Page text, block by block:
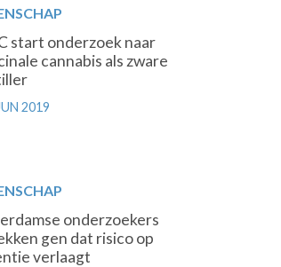
start onderzoek naar
cannabis als zware
2019
onderzoekers
gen dat risico op
verlaagt